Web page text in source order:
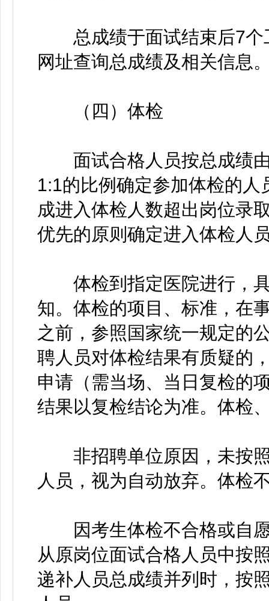
总成绩于面试结束后7个
网址查询总成绩及相关信息
（四）体检
面试合格人员按总成绩由
1:1的比例确定参加体检的
成进入体检人数超出岗位录
优先的原则确定进入体检人
体检到指定医院进行，具
知。体检的项目、标准，在
之前，参照国家统一规定的
聘人员对体检结果有质疑的
申请（需当场、当日复检的
结果以复检结论为准。体检
非招聘单位原因，未按照
人员，视为自动放弃。体检
因考生体检不合格或自愿
从原岗位面试合格人员中按
递补人员总成绩并列时，按